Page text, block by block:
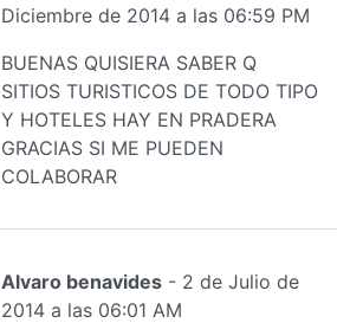
Diciembre de 2014 a las 06:59 PM
BUENAS QUISIERA SABER Q
SITIOS TURISTICOS DE TODO TIPO
Y HOTELES HAY EN PRADERA
GRACIAS SI ME PUEDEN
COLABORAR
Alvaro benavides - 2 de Julio de
2014 a las 06:01 AM